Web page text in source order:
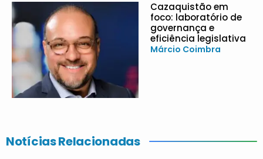
Cazaquistão em
foco: laboratório de
governança e
eficiência legislativa
Márcio Coimbra
Notícias Relacionadas